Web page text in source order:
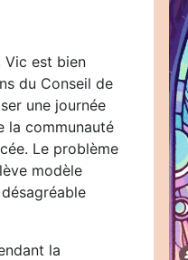
Vic est bien
du Conseil de
une journée
la communauté
Le problème
modèle
la